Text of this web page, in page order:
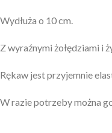
Wydłuża o 10 cm.
Z wyraźnymi żołędziami i
Rękaw jest przyjemnie
W razie potrzeby można